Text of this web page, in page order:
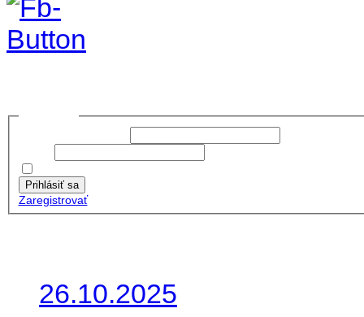
Prihlásiť sa
Zaregistrovať
26.10.2025